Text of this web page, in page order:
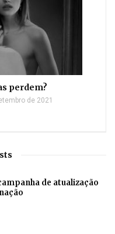
perdem?
de 2021
de atualização